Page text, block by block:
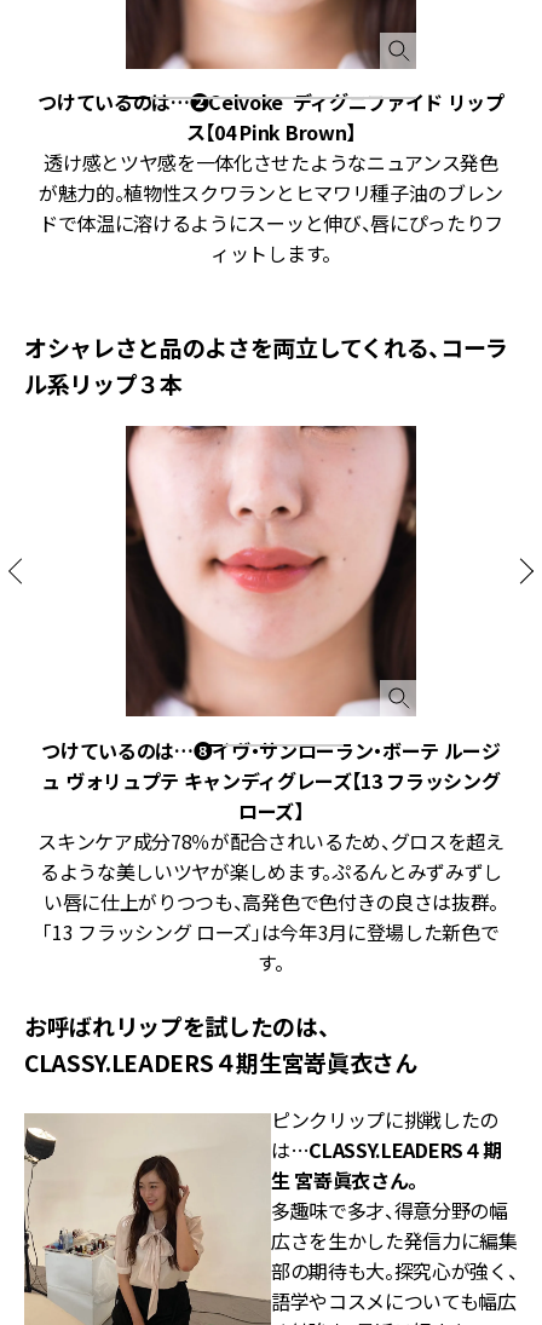
つけているのは…❷Celvoke ディグニファイド リップ
ス【04 Pink Brown】
透け感とツヤ感を一体化させたようなニュアンス発色
が魅力的。植物性スクワランとヒマワリ種子油のブレン
ドで体温に溶けるようにスーッと伸び、唇にぴったりフ
ィットします。
オシャレさと品のよさを両立してくれる、コーラ
ル系リップ３本
つけているのは…❽イヴ・サンローラン・ボーテ ルージ
ュ ヴォリュプテ キャンディグレーズ【13 フラッシング
ローズ】
スキンケア成分78％が配合されいるため、グロスを超え
るような美しいツヤが楽しめます。ぷるんとみずみずし
い唇に仕上がりつつも、高発色で色付きの良さは抜群。
「13 フラッシング ローズ」は今年3月に登場した新色で
す。
お呼ばれリップを試したのは、
CLASSY.LEADERS４期生宮嵜眞衣さん
ピンクリップに挑戦したの
は…CLASSY.LEADERS４期
生 宮嵜眞衣さん。
多趣味で多才、得意分野の幅
広さを生かした発信力に編集
部の期待も大。探究心が強く、
語学やコスメについても幅広